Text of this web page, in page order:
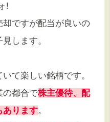
!
ですが配当が良いの
します。
て楽しい銘柄です。
の都合で株主優待、配
あります。